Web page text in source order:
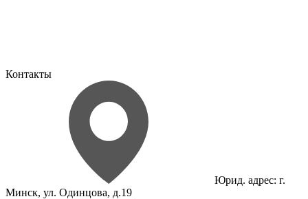
Контакты
Юрид. адрес: г.
Минск, ул. Одинцова, д.19